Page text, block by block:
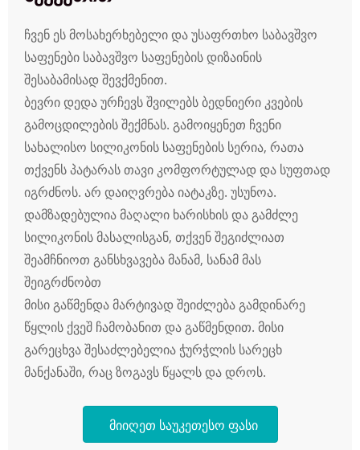
ჩვენ ეს მოსახერხებელი და უსაფრთხო საბავშვო
საფენები საბავშვო საფენების დიზაინის
შესაბამისად შევქმენით.
ბევრი დედა ურჩევს შვილებს ბედნიერი კვების
გამოცდილების შექმნას. გამოიყენეთ ჩვენი
სახალისო სილიკონის საფენების სერია, რათა
თქვენს პატარას თავი კომფორტულად და სუფთად
იგრძნოს. არ დაიღვრება იატაკზე. უსუნოა.
დამზადებულია მაღალი ხარისხის და გამძლე
სილიკონის მასალისგან, თქვენ შეგიძლიათ
შეამჩნიოთ განსხვავება მანამ, სანამ მას
შეიგრძნობთ
მისი გაწმენდა მარტივად შეიძლება გამდინარე
წყლის ქვეშ ჩამობანით და გაწმენდით. მისი
გარეცხვა შესაძლებელია ჭურჭლის სარეცხ
მანქანაში, რაც ზოგავს წყალს და დროს.
მიიღეთ საუკეთესო ფასი